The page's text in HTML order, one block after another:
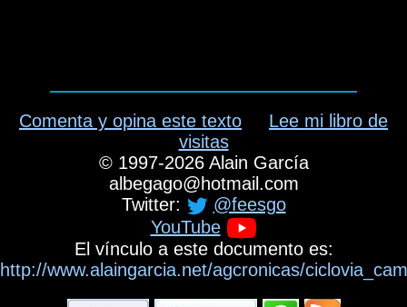
Comenta y opina este texto
Lee mi libro de
visitas
©1997-2026 Alain García
albegago@hotmail.com
Twitter:
@feesgo
YouTube
El vínculo a este documento es:
http://www.alaingarcia.net/agcronicas/